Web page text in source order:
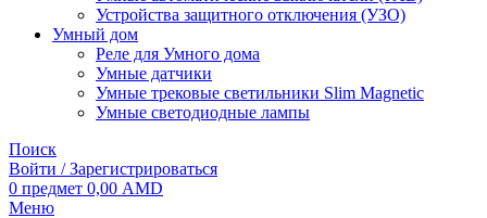
Устройства защитного отключения (УЗО)
Умный дом
Реле для Умного дома
Умные датчики
Умные трековые светильники Slim Magnetic
Умные светодиодные лампы
Поиск
Войти / Зарегистрироваться
0 предмет 0,00 AMD
Меню